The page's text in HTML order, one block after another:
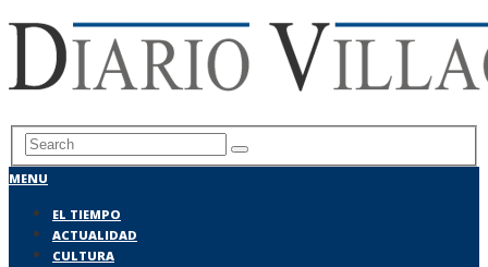
MENU
EL TIEMPO
ACTUALIDAD
CULTURA